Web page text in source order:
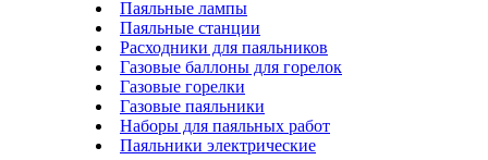
Паяльные лампы
Паяльные станции
Расходники для паяльников
Газовые баллоны для горелок
Газовые горелки
Газовые паяльники
Наборы для паяльных работ
Паяльники электрические